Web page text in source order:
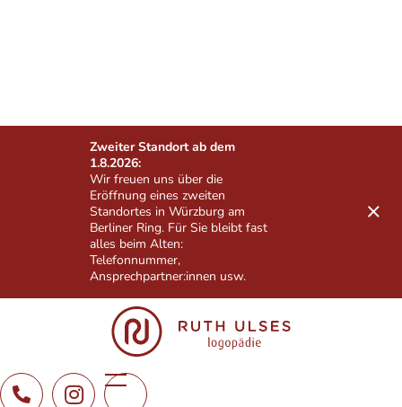
Zweiter Standort ab dem
1.8.2026:
Wir freuen uns über die
Eröffnung eines zweiten
Standortes in Würzburg am
Berliner Ring. Für Sie bleibt fast
alles beim Alten:
Telefonnummer,
Ansprechpartner:innen usw.